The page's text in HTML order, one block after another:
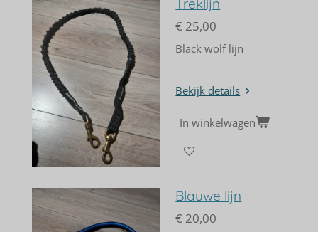
€ 25,00
Black wolf lijn
Bekijk details
In winkelwagen
Blauwe lijn
€ 20,00